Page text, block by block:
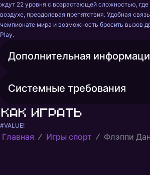
ждут 22 уровня с возрастающей сложностью,
воздухе, преодолевая препятствия. Удобная
чемпионате мира и возможность бросить вызов
Play.
Дополнительная
Системные требования
Как играть
#VALUE!
Главная Игры спорт Флэппи